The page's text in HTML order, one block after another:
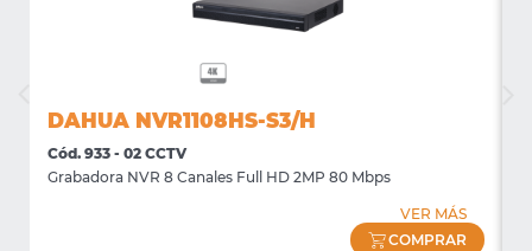
DAHUA NVR1108HS-S3/H
Cód. 933 - 02 CCTV
Grabadora NVR 8 Canales Full HD 2MP 80 Mbps
VER MÁS
COMPRAR